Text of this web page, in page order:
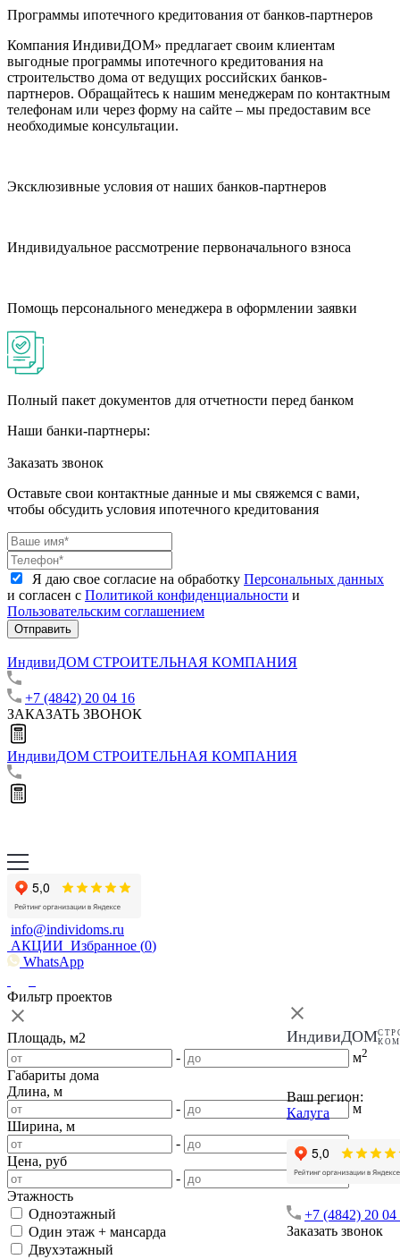
Программы ипотечного кредитования от банков-партнеров
Компания ИндивиДОМ» предлагает своим клиентам
выгодные программы ипотечного кредитования на
строительство дома от ведущих российских банков-
партнеров. Обращайтесь к нашим менеджерам по контактным
телефонам или через форму на сайте – мы предоставим все
необходимые консультации.
Эксклюзивные условия от наших банков-партнеров
Индивидуальное рассмотрение первоначального взноса
Помощь персонального менеджера в оформлении заявки
Полный пакет документов для отчетности перед банком
Наши банки-партнеры:
Заказать звонок
Оставьте свои контактные данные и мы свяжемся с вами,
чтобы обсудить условия ипотечного кредитования
Я даю свое согласие на обработку Персональных данных
и согласен с Политикой конфиденциальности и
Пользовательским соглашением
Отправить
ИндивиДОМ СТРОИТЕЛЬНАЯ КОМПАНИЯ
+7 (4842) 20 04 16
ЗАКАЗАТЬ ЗВОНОК
ИндивиДОМ СТРОИТЕЛЬНАЯ КОМПАНИЯ
info@individoms.ru
АКЦИИ Избранное (0)
WhatsApp
ИндивиДОМ
Ваш регион:
Калуга
+7 (4842) 20 04
Заказать звонок
Фильтр проектов
Площадь, м2
-
м2
Габариты дома
Длина, м
-
м
Ширина, м
-
Цена, руб
-
Этажность
Одноэтажный
Один этаж + мансарда
Двухэтажный